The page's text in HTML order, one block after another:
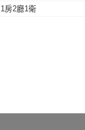
1房2廳1衛